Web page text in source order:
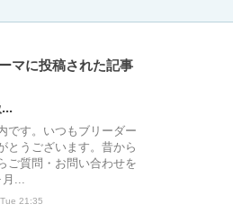
マに投稿された記事
です。いつもブリーダー
とうございます。昔から
ご質問・お問い合わせを
...
21:35